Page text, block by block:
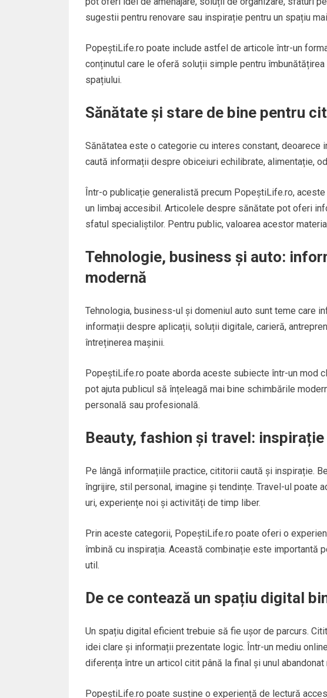
sugestii pentru renovare sau inspirație pentru un spațiu
PopeștiLife.ro poate include astfel de articole într-un
conținutul care le oferă soluții simple pentru
spațiului.
Sănătate și stare de bine pentru
Sănătatea este o categorie cu interes constant,
caută informații despre obiceiuri echilibrate, alimentație,
Într-o publicație generalistă precum PopeștiLife.ro,
un limbaj accesibil. Articolele despre sănătate pot oferi
sfatul specialiștilor. Pentru public, valoarea acestor
Tehnologie, business și auto:
modernă
Tehnologia, business-ul și domeniul auto sunt teme care
informații despre aplicații, soluții digitale, carieră,
întreținerea mașinii.
PopeștiLife.ro poate aborda aceste subiecte într-un mod
pot ajuta publicul să înțeleagă mai bine schimbările
personală sau profesională.
Beauty, fashion și travel:
Pe lângă informațiile practice, cititorii caută și inspirație.
îngrijire, stil personal, imagine și tendințe. Travel-ul poate
uri, experiențe noi și activități de timp liber.
Prin aceste categorii, PopeștiLife.ro poate oferi o
îmbină cu inspirația. Această combinație este importantă
util.
De ce contează un spațiu digital
Un spațiu digital eficient trebuie să fie ușor de parcurs.
idei clare și informații prezentate logic. Într-un mediu
diferența între un articol citit până la final și unul abandonat
PopeștiLife.ro poate susține o experiență de lectură